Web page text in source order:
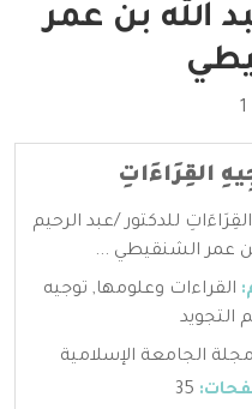
الله بن عمر
القِرَاءَاتِ
للدكتور /عبد الرحيم
عمر الشنقيطي ...
القراءات وعلومها, توجيه
التجويد
مجلة الجامعة الإسلامية